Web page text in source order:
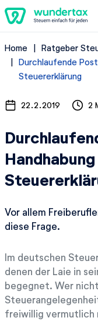
So geht's
Steuer-Lexikon
Home Ratgeber
Durchlaufende
Steuererklärung
22.2.2019 2
Vor allem
diese Frage.
Im deutschen
denen der Laie in
begegnet. Wer
freiwillig vermutlich